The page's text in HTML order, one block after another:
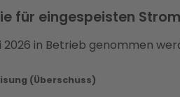
für eingespeisten
in Betrieb genommen
(Überschuss)